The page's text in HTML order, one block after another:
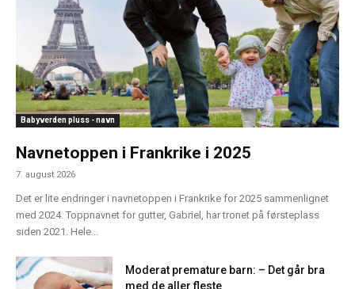
Babyverden pluss - navn
Navnetoppen i Frankrike i 2025
7. august 2026
Det er lite endringer i navnetoppen i Frankrike for 2025 sammenlignet
med 2024. Toppnavnet for gutter, Gabriel, har tronet på førsteplass
siden 2021. Hele...
Moderat premature barn: – Det går bra
med de aller fleste